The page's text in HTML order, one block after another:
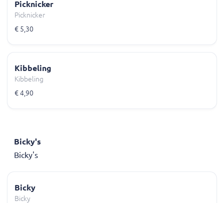
Picknicker
Picknicker
€ 5,30
Kibbeling
Kibbeling
€ 4,90
Bicky's
Bicky's
Bicky
Bicky